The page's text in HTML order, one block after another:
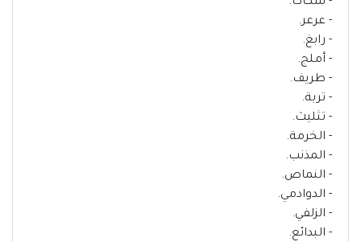
- سكاكا.
- عرعر.
- رابغ.
- أملج.
- طريف.
- تربة.
- تثليث.
- الخرمة.
- المذنب.
- النماص.
- الدوادمي.
- الزلفي.
- البدائع.